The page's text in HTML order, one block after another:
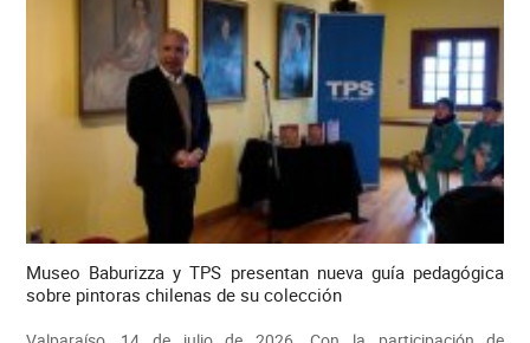
Museo Baburizza y TPS presentan nueva guía pedagógica
sobre pintoras chilenas de su colección